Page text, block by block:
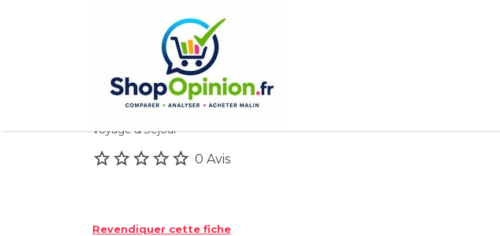
Plaisirs et Maisons de Provence
Voyage & Séjour
0 Avis
Revendiquer cette fiche